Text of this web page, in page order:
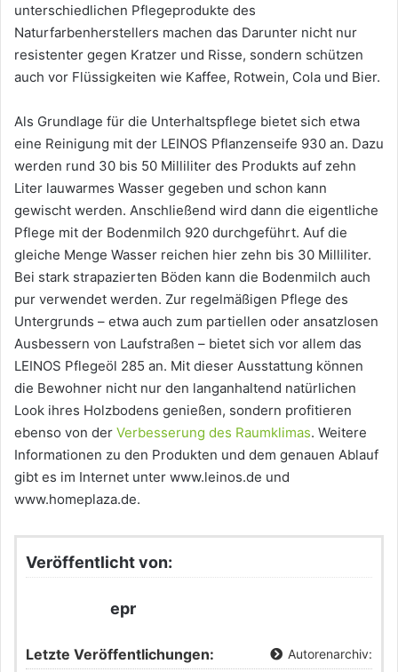
unterschiedlichen Pflegeprodukte des
Naturfarbenherstellers machen das Darunter nicht nur
resistenter gegen Kratzer und Risse, sondern schützen
auch vor Flüssigkeiten wie Kaffee, Rotwein, Cola und Bier.
Als Grundlage für die Unterhaltspflege bietet sich etwa
eine Reinigung mit der LEINOS Pflanzenseife 930 an. Dazu
werden rund 30 bis 50 Milliliter des Produkts auf zehn
Liter lauwarmes Wasser gegeben und schon kann
gewischt werden. Anschließend wird dann die eigentliche
Pflege mit der Bodenmilch 920 durchgeführt. Auf die
gleiche Menge Wasser reichen hier zehn bis 30 Milliliter.
Bei stark strapazierten Böden kann die Bodenmilch auch
pur verwendet werden. Zur regelmäßigen Pflege des
Untergrunds – etwa auch zum partiellen oder ansatzlosen
Ausbessern von Laufstraßen – bietet sich vor allem das
LEINOS Pflegeöl 285 an. Mit dieser Ausstattung können
die Bewohner nicht nur den langanhaltend natürlichen
Look ihres Holzbodens genießen, sondern profitieren
ebenso von der Verbesserung des Raumklimas. Weitere
Informationen zu den Produkten und dem genauen Ablauf
gibt es im Internet unter www.leinos.de und
www.homeplaza.de.
Veröffentlicht von:
epr
Letzte Veröffentlichungen: Autorenarchiv: